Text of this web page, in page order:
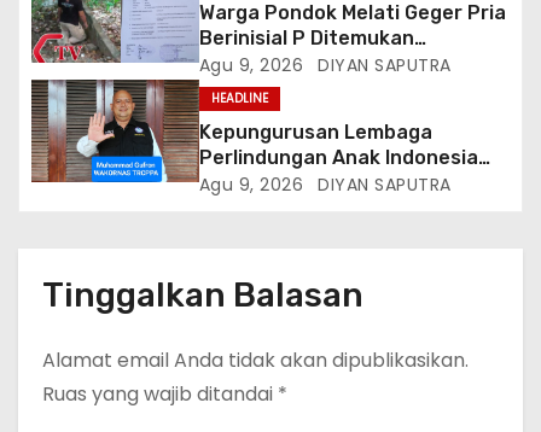
Warga Pondok Melati Geger Pria
Berinisial P Ditemukan
Meninggal Diduga Akibat
Tekanan Hutang
Agu 9, 2026 DIYAN SAPUTRA
HEADLINE
Kepungurusan Lembaga
Perlindungan Anak Indonesia
(LPAI) Periode 2026-2031
(Wakornas TRCPPA) Muhammad
Gufron Mengapresiasi Dan Beri
Agu 9, 2026 DIYAN SAPUTRA
Tinggalkan Balasan
Alamat email Anda tidak akan dipublikasikan.
Ruas yang wajib ditandai *